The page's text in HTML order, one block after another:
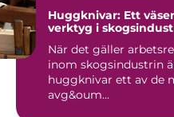
Huggknivar: Ett
verktyg i
När det gäller
inom skogsindustrin
huggknivar ett av de
avg&oum...